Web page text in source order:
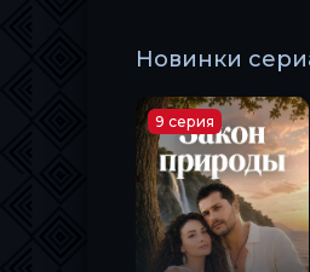
Новинки
9 серия